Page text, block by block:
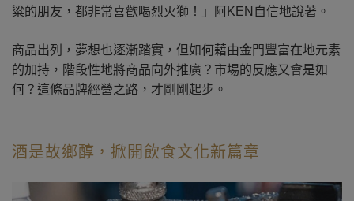
粱的朋友，都非常喜歡喝烈火獅！」阿KEN自信地說著。
商品出列，夢想也逐漸踏實，但如何藉由金門豐富在地元素
的加持，階段性地將商品向外推廣？市場的反應又會是如
何？這條品牌經營之路，才剛剛起步。
酒是故鄉醇，掀開飲食文化新篇章